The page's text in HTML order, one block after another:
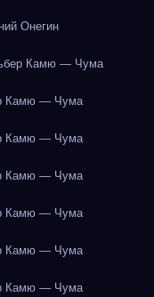
Онегин
Камю — Чума
Камю — Чума
Камю — Чума
Камю — Чума
Камю — Чума
Камю — Чума
Камю — Чума